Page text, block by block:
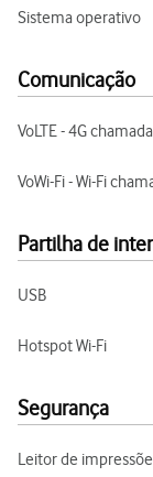
Sistema operativo
Comunicação
VoLTE - 4G
VoWi-Fi - Wi-Fi
Partilha de
USB
Hotspot Wi-Fi
Segurança
Leitor de